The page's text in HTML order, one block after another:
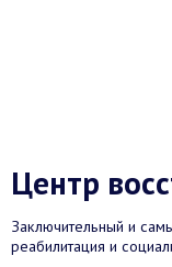
Центр
Заключительный и
реабилитация и